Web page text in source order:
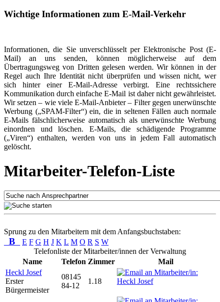
Wichtige Informationen zum E-Mail-Verkehr
Informationen, die Sie unverschlüsselt per Elektronische Post (E-
Mail) an uns senden, können möglicherweise auf dem
Übertragungsweg von Dritten gelesen werden. Wir können in der
Regel auch Ihre Identität nicht überprüfen und wissen nicht, wer
sich hinter einer E-Mail-Adresse verbirgt. Eine rechtssichere
Kommunikation durch einfache E-Mail ist daher nicht gewährleistet.
Wir setzen – wie viele E-Mail-Anbieter – Filter gegen unerwünschte
Werbung („SPAM-Filter“) ein, die in seltenen Fällen auch normale
E-Mails fälschlicherweise automatisch als unerwünschte Werbung
einordnen und löschen. E-Mails, die schädigende Programme
(„Viren“) enthalten, werden von uns in jedem Fall automatisch
gelöscht.
Mitarbeiter-Telefon-Liste
Sprung zu den Mitarbeitern mit dem Anfangsbuchstaben:
B E F G H J K L M O R S W
Telefonliste der Mitarbeiter/innen der Verwaltung
Name
Telefon Zimmer
Mail
Heckl Josef
Erster
Bürgermeister
08145
84-12
1.18